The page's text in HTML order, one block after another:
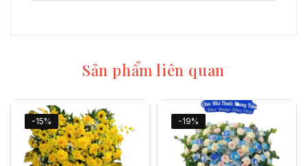
Sản phẩm liên quan
-15% -19%